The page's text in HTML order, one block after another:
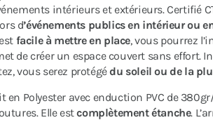
intérieurs et extérieurs. Certifié
d’événements publics en intérieur ou
facile à mettre en place, vous pourrez
de créer un espace couvert sans effort.
vous serez protégédu soleil ou de la
en Polyester avec enduction PVC de
Elle estcomplètement étanche.